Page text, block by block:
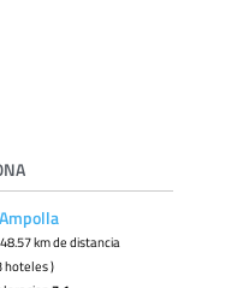
km de distancia
hoteles )